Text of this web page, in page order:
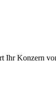
Ihr Konzern